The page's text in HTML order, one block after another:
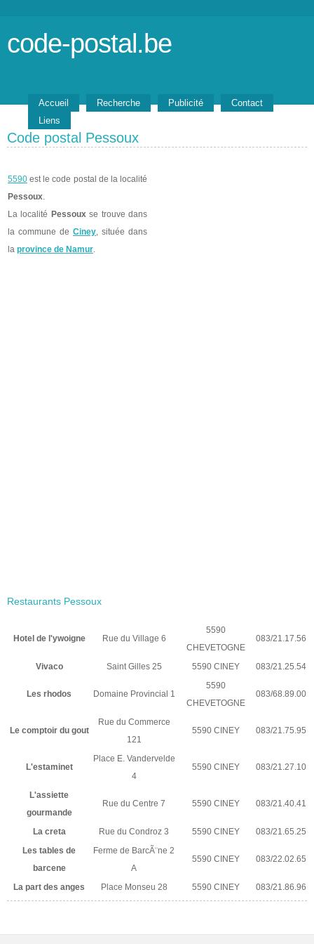
code-postal.be
Accueil Recherche Publicité
Contact
Liens
Code postal Pessoux
5590 est le code postal de la localité
Pessoux.
La localité Pessouxse trouve dans
la commune de Ciney, située dans
la province de Namur.
Restaurants Pessoux
Hotel de l'ywoigne Rue du Village 6
5590
CHEVETOGNE
083/21.17.56
Vivaco Saint Gilles 25 5590 CINEY 083/21.25.54
Les rhodos Domaine Provincial 1
5590
CHEVETOGNE
083/68.89.00
Le comptoir du gout
Rue du Commerce
121
5590 CINEY 083/21.75.95
L'estaminet
Place E. Vandervelde
4
5590 CINEY 083/21.27.10
L'assiette
gourmande
Rue du Centre 7 5590 CINEY 083/21.40.41
La creta Rue du Condroz 3 5590 CINEY
083/21.65.25
Les tables de
barcene
Ferme de BarcÃ¨ne 2
A
5590 CINEY 083/22.02.65
La part des anges Place Monseu 28 5590 CINEY 083/21.86.96